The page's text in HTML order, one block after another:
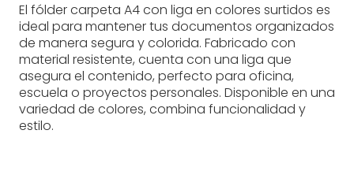
El fólder carpeta A4 con liga en colores surtidos es
ideal para mantener tus documentos organizados
de manera segura y colorida. Fabricado con
material resistente, cuenta con una liga que
asegura el contenido, perfecto para oficina,
escuela o proyectos personales. Disponible en una
variedad de colores, combina funcionalidad y
estilo.